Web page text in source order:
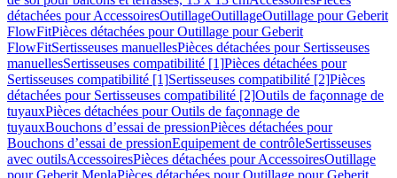
détachées pour AccessoiresOutillageOutillageOutillage pour Geberit
FlowFitPièces détachées pour Outillage pour Geberit
FlowFitSertisseuses manuellesPièces détachées pour Sertisseuses
manuellesSertisseuses compatibilité [1]Pièces détachées pour
Sertisseuses compatibilité [1]Sertisseuses compatibilité [2]Pièces
détachées pour Sertisseuses compatibilité [2]Outils de façonnage de
tuyauxPièces détachées pour Outils de façonnage de
tuyauxBouchons d’essai de pressionPièces détachées pour
Bouchons d’essai de pressionEquipement de contrôleSertisseuses
avec outilsAccessoiresPièces détachées pour AccessoiresOutillage
pour Geberit MeplaPièces détachées pour Outillage pour Geberit